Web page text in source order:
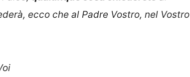
ecco che al Padre Vostro, nel Vostro